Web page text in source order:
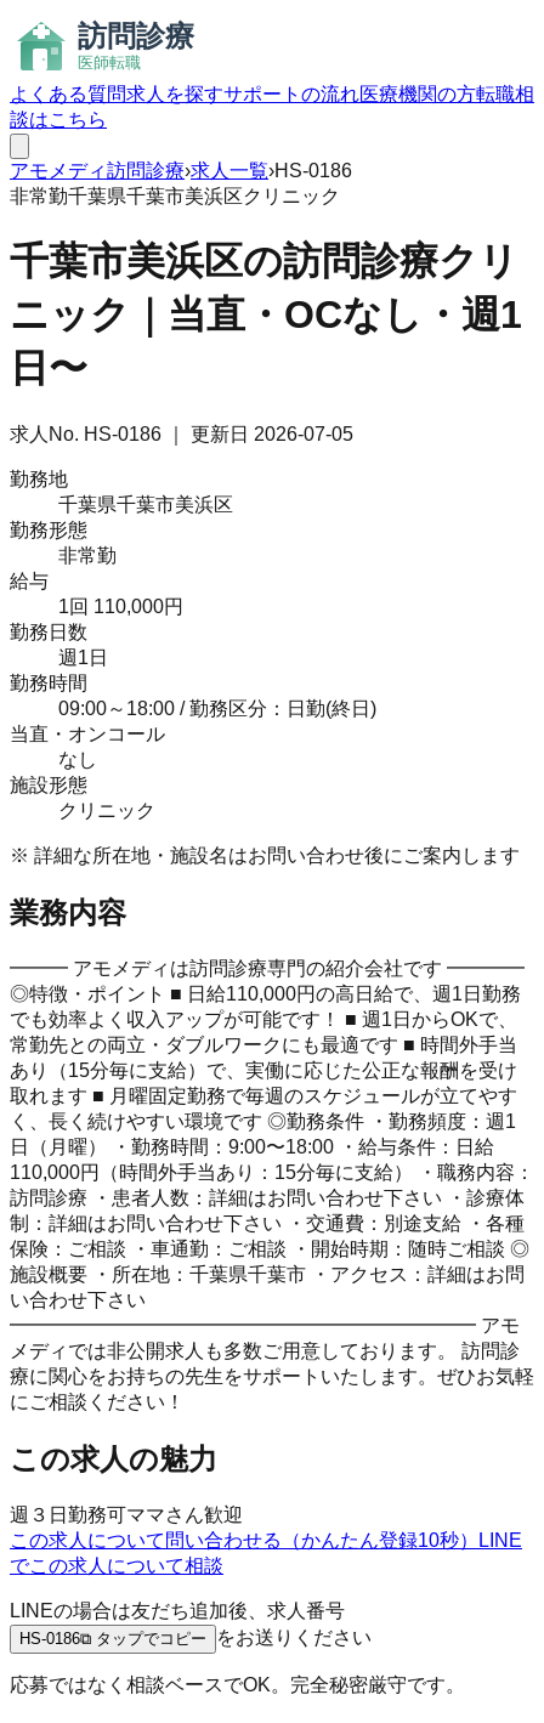
よくある質問求人を探すサポートの流れ医療機関の方転職相
談はこちら
アモメディ訪問診療›求人一覧›HS-0186
非常勤千葉県千葉市美浜区クリニック
千葉市美浜区の訪問診療クリ
ニック｜当直・OCなし・週1
日〜
求人No. HS-0186 ｜ 更新日 2026-07-05
勤務地
千葉県千葉市美浜区
勤務形態
非常勤
給与
1回 110,000円
勤務日数
週1日
勤務時間
09:00～18:00 / 勤務区分：日勤(終日)
当直・オンコール
なし
施設形態
クリニック
※ 詳細な所在地・施設名はお問い合わせ後にご案内します
業務内容
━━━ アモメディは訪問診療専門の紹介会社です ━━━━
◎特徴・ポイント ■ 日給110,000円の高日給で、週1日勤務
でも効率よく収入アップが可能です！ ■ 週1日からOKで、
常勤先との両立・ダブルワークにも最適です ■ 時間外手当
あり（15分毎に支給）で、実働に応じた公正な報酬を受け
取れます ■ 月曜固定勤務で毎週のスケジュールが立てやす
く、長く続けやすい環境です ◎勤務条件 ・勤務頻度：週1
日（月曜） ・勤務時間：9:00〜18:00 ・給与条件：日給
110,000円（時間外手当あり：15分毎に支給） ・職務内容：
訪問診療 ・患者人数：詳細はお問い合わせ下さい ・診療体
制：詳細はお問い合わせ下さい ・交通費：別途支給 ・各種
保険：ご相談 ・車通勤：ご相談 ・開始時期：随時ご相談 ◎
施設概要 ・所在地：千葉県千葉市 ・アクセス：詳細はお問
い合わせ下さい
━━━━━━━━━━━━━━━━━━━━━━━━ アモ
メディでは非公開求人も多数ご用意しております。 訪問診
療に関心をお持ちの先生をサポートいたします。ぜひお気軽
にご相談ください！
この求人の魅力
週３日勤務可ママさん歓迎
この求人について問い合わせる（かんたん登録10秒）
LINE
でこの求人について相談
LINEの場合は友だち追加後、求人番号
HS-0186⧉ タップでコピー をお送りください
応募ではなく相談ベースでOK。完全秘密厳守です。